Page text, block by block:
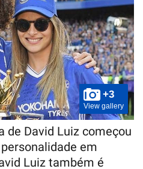
+3
View gallery
de David Luiz começou
em
Luiz também é